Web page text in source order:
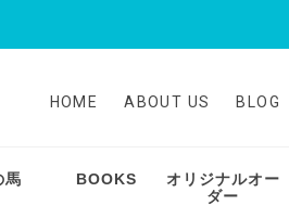
HOME ABOUT US BLOG
馬 BOOKS
オリジナルオー
ダー